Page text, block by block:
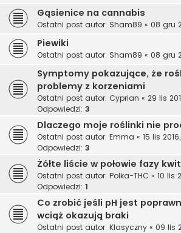
Gąsienice na cannabis
Ostatni post autor: Sham89 « 08 gru
Piewiki
Ostatni post autor: Sham89 « 08 gru
Symptomy pokazujące, że
problemy z korzeniami
Ostatni post autor: Cyprian « 29 lis
Odpowiedzi: 3
Dlaczego moje roślinki nie
Ostatni post autor: Emma « 15 lis
Odpowiedzi: 3
Żółte liście w połowie fazy
Ostatni post autor: Polka-THC « 10 lis
Odpowiedzi: 1
Co zrobić jeśli pH jest
wciąż okazują braki
Ostatni post autor: Klasyczny « 09 lis